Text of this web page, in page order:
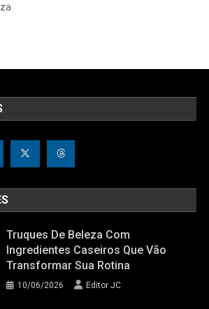
Truques De Beleza Com
Ingredientes Caseiros Que Vão
Transformar Sua Rotina
10/06/2026 Editor JC